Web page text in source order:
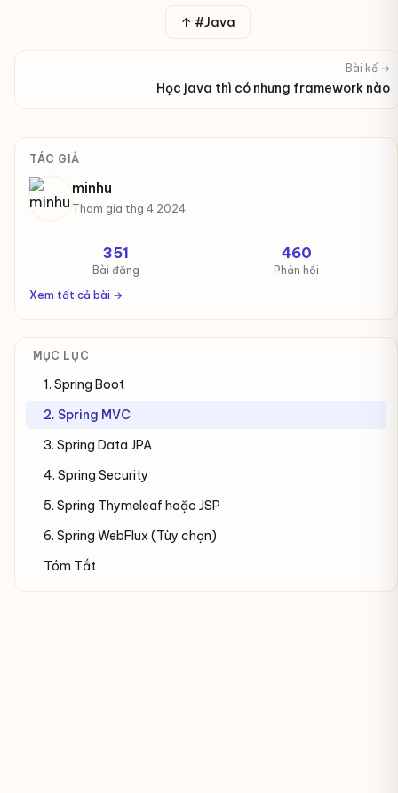
↑ #Java
Bài kế →
Học java thì có nhưng framework nào
TÁC GIẢ
minhu
Tham gia thg 4 2024
351
Bài đăng
460
Phản hồi
Xem tất cả bài →
MỤC LỤC
1. Spring Boot
2. Spring MVC
3. Spring Data JPA
4. Spring Security
5. Spring Thymeleaf hoặc JSP
6. Spring WebFlux (Tùy chọn)
Tóm Tắt